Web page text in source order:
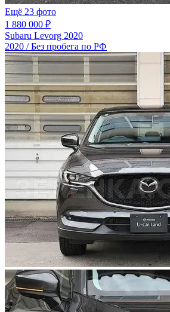
Ещё 23 фото
1 880 000 ₽
Subaru Levorg 2020
2020 / Без пробега по РФ